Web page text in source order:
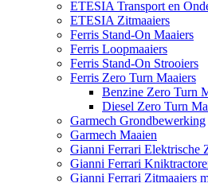
ETESIA Transport en
ETESIA Zitmaaiers
Ferris Stand-On Maaiers
Ferris Loopmaaiers
Ferris Stand-On Strooiers
Ferris Zero Turn Maaiers
Benzine Zero Turn
Diesel Zero Turn
Garmech Grondbewerking
Garmech Maaien
Gianni Ferrari Elektrische
Gianni Ferrari
Gianni Ferrari Zitmaaiers